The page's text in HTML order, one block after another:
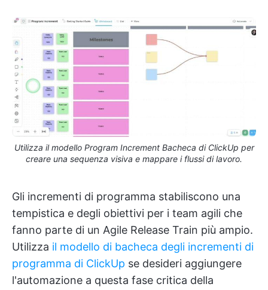
Utilizza il modello Program Increment Bacheca di ClickUp per
creare una sequenza visiva e mappare i flussi di lavoro.
Gli incrementi di programma stabiliscono una
tempistica e degli obiettivi per i team agili che
fanno parte di un Agile Release Train più ampio.
Utilizza il modello di bacheca degli incrementi di
programma di ClickUp se desideri aggiungere
l'automazione a questa fase critica della